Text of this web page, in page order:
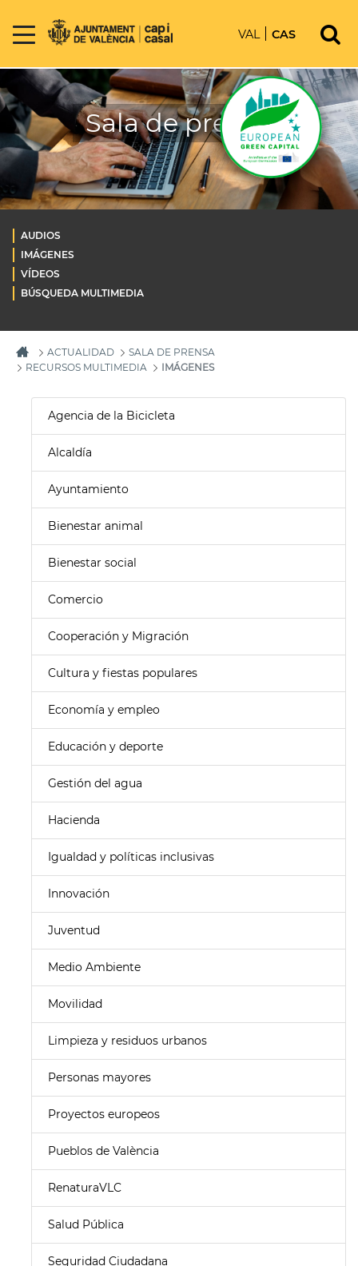
VAL CAS
Sala de prensa
AUDIOS
IMÁGENES
VÍDEOS
BÚSQUEDA MULTIMEDIA
ACTUALIDAD
SALA DE PRENSA
RECURSOS MULTIMEDIA
IMÁGENES
Agencia de la Bicicleta
Alcaldía
Ayuntamiento
Bienestar animal
Bienestar social
Comercio
Cooperación y Migración
Cultura y fiestas populares
Economía y empleo
Educación y deporte
Gestión del agua
Hacienda
Igualdad y políticas inclusivas
Innovación
Juventud
Medio Ambiente
Movilidad
Limpieza y residuos urbanos
Personas mayores
Proyectos europeos
Pueblos de València
RenaturaVLC
Salud Pública
Seguridad Ciudadana